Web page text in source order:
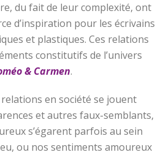
du fait de leur complexité, ont
d’inspiration pour les écrivains
et plastiques. Ces relations
constitutifs de l’univers
& Carmen.
en société se jouent
et autres faux-semblants,
s’égarent parfois au sein
ou nos sentiments amoureux